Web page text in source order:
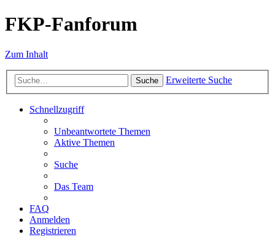
FKP-Fanforum
Zum Inhalt
Suche Erweiterte Suche
Schnellzugriff
Unbeantwortete Themen
Aktive Themen
Suche
Das Team
FAQ
Anmelden
Registrieren